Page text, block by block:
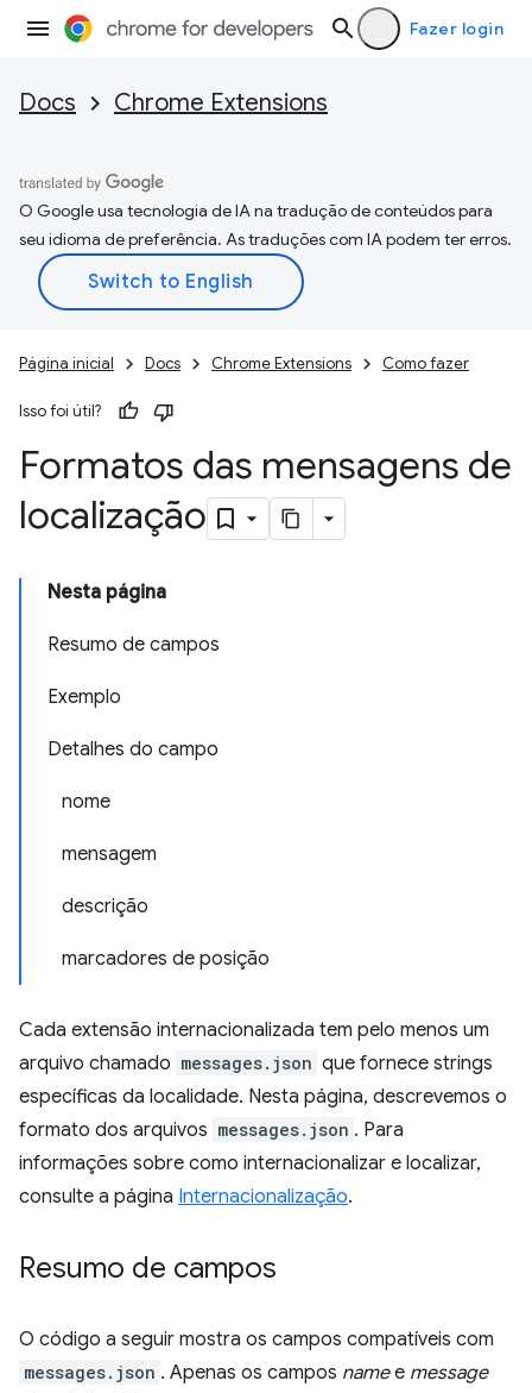
Fazer login
Docs Chrome Extensions
O Google usa tecnologia de IA na tradução de conteúdos para
seu idioma de preferência. As traduções com IA podem ter erros.
Página inicial Docs Chrome Extensions Como fazer
Isso foi útil?
Formatos das mensagens de
localização
Nesta página
Resumo de campos
Exemplo
Detalhes do campo
nome
mensagem
descrição
marcadores de posição
Cada extensão internacionalizada tem pelo menos um
arquivo chamado messages.json que fornece strings
específicas da localidade. Nesta página, descrevemos o
formato dos arquivos messages.json . Para
informações sobre como internacionalizar e localizar,
consulte a página Internacionalização.
Resumo de campos
O código a seguir mostra os campos compatíveis com
messages.json . Apenas os campos namee message